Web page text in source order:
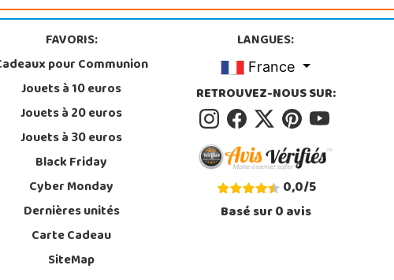
FAVORIS:
pour Communion
Jouets à 10 euros
Jouets à 20 euros
Jouets à 30 euros
Black Friday
Cyber Monday
Dernières unités
Carte Cadeau
SiteMap
LANGUES:
France
RETROUVEZ-NOUS SUR:
0,0/5
Basé sur0avis